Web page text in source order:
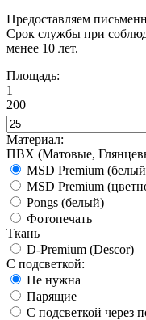
Предоставляем
Срок службы при
менее 10 лет.
Площадь:
1
200
Материал:
ПВХ (Матовые,
MSD Premium
MSD Premium
Pongs (белый)
Фотопечать
Ткань
D-Premium (Descor)
С подсветкой:
Не нужна
Парящие
С подсветкой через